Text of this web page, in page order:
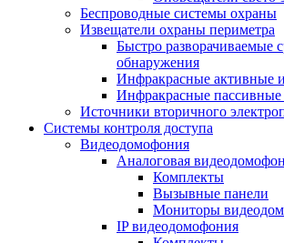
Беспроводные системы охраны
Извещатели охраны периметра
Быстро разворачиваемые
обнаружения
Инфракрасные активные
Инфракрасные пассивные
Источники вторичного
Системы контроля доступа
Видеодомофония
Аналоговая
Комплекты
Вызывные панели
Мониторы
IP видеодомофония